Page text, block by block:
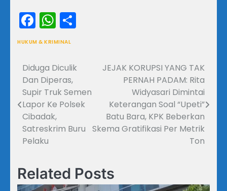
Facebook
WhatsApp
HUKUM & KRIMINAL
Navigasi
pos
Diduga Diculik
Dan Diperas,
Supir Truk Semen
Lapor Ke Polsek
Cibadak,
Satreskrim Buru
Pelaku
JEJAK KORUPSI YANG TAK
PERNAH PADAM: Rita
Widyasari Dimintai
Keterangan Soal “Upeti”
Batu Bara, KPK Beberkan
Skema Gratifikasi Per Metrik
Ton
Related Posts